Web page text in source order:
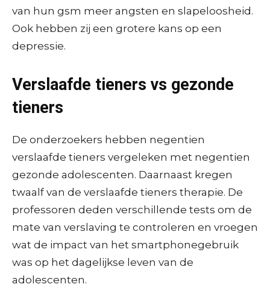
van hun gsm meer angsten en slapeloosheid.
Ook hebben zij een grotere kans op een
depressie.
Verslaafde tieners vs gezonde
tieners
De onderzoekers hebben negentien
verslaafde tieners vergeleken met negentien
gezonde adolescenten. Daarnaast kregen
twaalf van de verslaafde tieners therapie. De
professoren deden verschillende tests om de
mate van verslaving te controleren en vroegen
wat de impact van het smartphonegebruik
was op het dagelijkse leven van de
adolescenten.